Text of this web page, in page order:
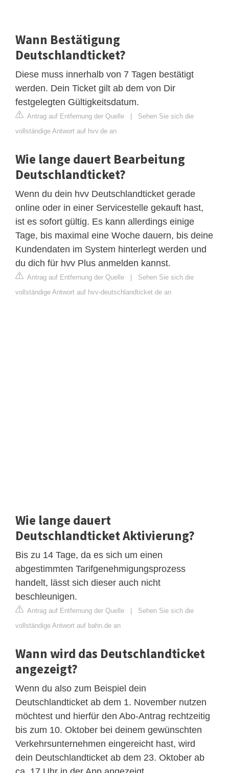
Wann Bestätigung
Deutschlandticket?
Diese muss innerhalb von 7 Tagen bestätigt
werden. Dein Ticket gilt ab dem von Dir
festgelegten Gültigkeitsdatum.
Antrag auf Entfernung der Quelle
Sehen Sie sich die
vollständige Antwort auf hvv.de an
Wie lange dauert Bearbeitung
Deutschlandticket?
Wenn du dein hvv Deutschlandticket gerade
online oder in einer Servicestelle gekauft hast,
ist es sofort gültig. Es kann allerdings einige
Tage, bis maximal eine Woche dauern, bis deine
Kundendaten im System hinterlegt werden und
du dich für hvv Plus anmelden kannst.
Antrag auf Entfernung der Quelle
Sehen Sie sich die
vollständige Antwort auf hvv-deutschlandticket.de an
Wie lange dauert
Deutschlandticket Aktivierung?
Bis zu 14 Tage, da es sich um einen
abgestimmten Tarifgenehmigungsprozess
handelt, lässt sich dieser auch nicht
beschleunigen.
Antrag auf Entfernung der Quelle
Sehen Sie sich die
vollständige Antwort auf bahn.de an
Wann wird das Deutschlandticket
angezeigt?
Wenn du also zum Beispiel dein
Deutschlandticket ab dem 1. November nutzen
möchtest und hierfür den Abo-Antrag rechtzeitig
bis zum 10. Oktober bei deinem gewünschten
Verkehrsunternehmen eingereicht hast, wird
dein Deutschlandticket ab dem 23. Oktober ab